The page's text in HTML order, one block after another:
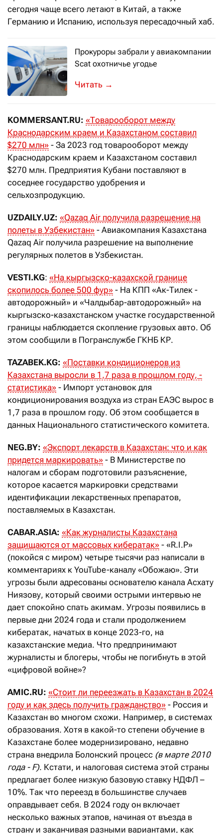
сегодня чаще всего летают в Китай, а также
Германию и Испанию, используя пересадочный хаб.
Прокуроры забрали у авиакомпании
Scat охотничье угодье
Авиаперевозчик арендовал
→
KOMMERSANT.RU: «Товарооборот между
Краснодарским краем и Казахстаном составил
$270 млн» - За 2023 год товарооборот между
Краснодарским краем и Казахстаном составил
$270 млн. Предприятия Кубани поставляют в
соседнее государство удобрения и
сельхозпродукцию.
UZDAILY.UZ: «Qazaq Air получила разрешение на
полеты в Узбекистан» - Авиакомпания Казахстана
Qazaq Air получила разрешение на выполнение
регулярных полетов в Узбекистан.
VESTI.KG: «На кыргызско-казахской границе
скопилось более 500 фур» - На КПП «Ак-Тилек -
автодорожный» и «Чалдыбар-автодорожный» на
кыргызско-казахстанском участке государственной
границы наблюдается скопление грузовых авто. Об
этом сообщили в Погранслужбе ГКНБ КР.
TAZABEK.KG: «Поставки кондиционеров из
Казахстана выросли в 1,7 раза в прошлом году, -
статистика» - Импорт установок для
кондиционирования воздуха из стран ЕАЭС вырос в
1,7 раза в прошлом году. Об этом сообщается в
данных Национального статистического комитета.
NEG.BY: «Экспорт лекарств в Казахстан: что и как
придется маркировать» - В Министерстве по
налогам и сборам подготовили разъяснение,
которое касается маркировки средствами
идентификации лекарственных препаратов,
поставляемых в Казахстан.
CABAR.ASIA: «Как журналисты Казахстана
защищаются от массовых кибератак» - «R.I.P»
(покойся с миром) четыре тысячи раз написали в
комментариях к YouTube-каналу «Обожаю». Эти
угрозы были адресованы основателю канала Асхату
Ниязову, который своими острыми интервью не
дает спокойно спать акимам. Угрозы появились в
первые дни 2024 года и стали продолжением
кибератак, начатых в конце 2023-го, на
казахстанские медиа. Что предпринимают
журналисты и блогеры, чтобы не погибнуть в этой
«цифровой войне»?
AMIC.RU: «Стоит ли переезжать в Казахстан в 2024
году и как здесь получить гражданство» - Россия и
Казахстан во многом схожи. Например, в системах
образования. Хотя в какой-то степени обучение в
Казахстане более модернизировано, недавно
страна внедрила Болонский процесс (в марте 2010
года - F). Кстати, и налоговая система этой страны
предлагает более низкую базовую ставку НДФЛ –
10%. Так что переезд в большинстве случаев
оправдывает себя. В 2024 году он включает
несколько важных этапов, начиная от въезда в
страну и заканчивая разными вариантами, как